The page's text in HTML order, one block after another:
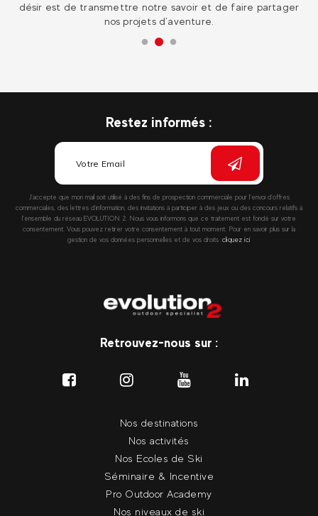
désir est de transmettre notre savoir et de faire partager
nos projets d’aventure.
Restez informés :
J’accepte que mon mail soit utilisé à des fins de prospection commerciale pour l’envoi d’offres
commerciales, des lettres d’information, des invitations à participer à des jeux ou des concours relatifs à
l’ensemble du réseau EVOLUTION 2. Nous vous informons que ce traitement est fondé sur votre
consentement. Vous pouvez retirer votre consentement à tout moment. Pour en savoir plus sur la
gestion de vos données personnelles et de vos droits :cliquez ici
Retrouvez-nous sur :
Nos destinations
Nos activités
Nos Ecoles de Ski
Séminaire & Incentive
Pro Outdoor Academy
Nos niveaux de ski